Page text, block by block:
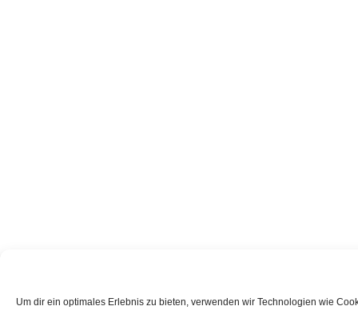
Um dir ein optimales Erlebnis zu bieten, verwenden wir Technologien wie